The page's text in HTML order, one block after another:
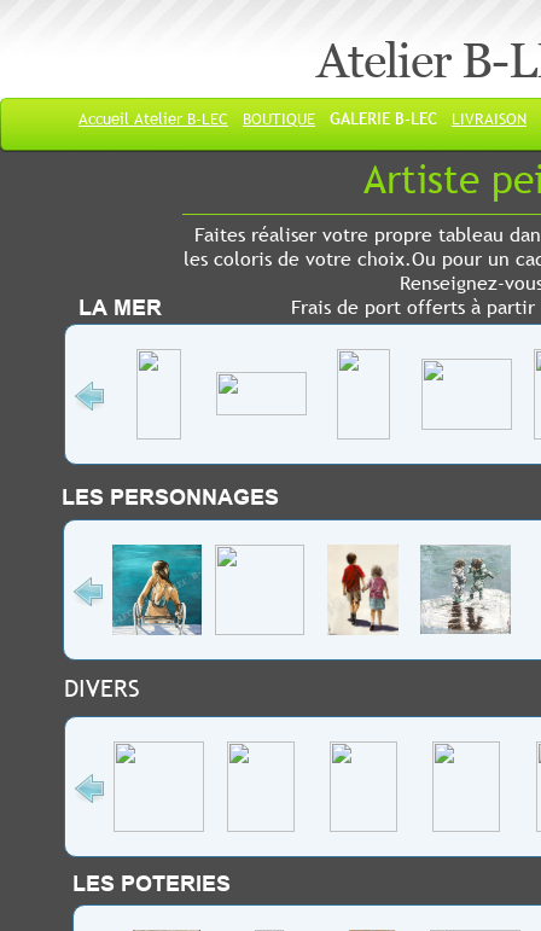
Atelier B-
Accueil Atelier B-LEC BOUTIQUE GALERIE B-LEC LIVRAISON
Artiste
Faites réaliser votre propre tableau
les coloris de votre choix.Ou pour un
Renseignez-
Frais de port offerts à partir
LA MER
LES PERSONNAGES
DIVERS
LES POTERIES